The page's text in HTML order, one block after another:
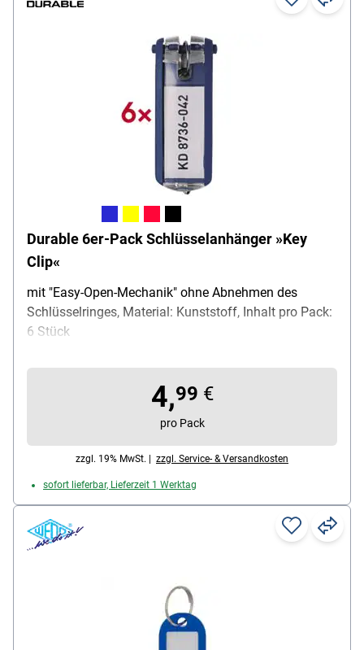
Durable 6er-Pack Schlüsselanhänger »Key
Clip«
mit "Easy-Open-Mechanik" ohne Abnehmen des
Schlüsselringes, Material: Kunststoff, Inhalt pro Pack:
6 Stück
4,99 €
pro Pack
zzgl. 19% MwSt. | zzgl. Service- & Versandkosten
sofort lieferbar, Lieferzeit 1 Werktag